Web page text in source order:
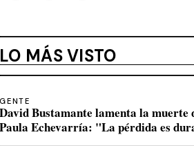
LO MÁS VISTO
GENTE
David Bustamante lamenta la muerte
Paula Echevarría: "La pérdida es